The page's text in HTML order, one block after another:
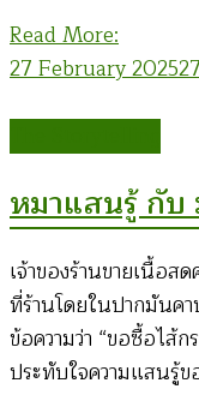
Read More:
27 February 2025
หมาแสนรู้ กั
เจ้าของร้านขายเนื้อ
ที่ร้านโดยในปากมันค
ข้อความว่า “ขอซื้อไส้ก
ประทับใจความแสนรู้